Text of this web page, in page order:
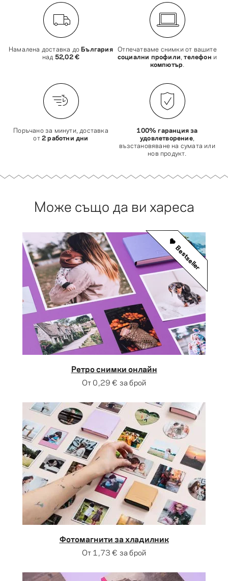
Намалена доставка доБългария
над 52,02 €
Отпечатваме снимки от вашите
социални профили ,телефон и
компютър
Поръчано за минути, доставка
от2 работни дни
100% гаранция за
удовлетворение,
възстановяване на сумата или
нов продукт.
Може също да ви хареса
Ретро снимки онлайн
От0,29 € за брой
Bestseller
Фотомагнити за хладилник
От1,73 € за брой